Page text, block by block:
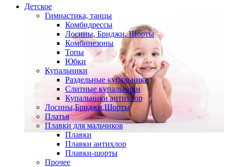
Детское
Гимнастика, танцы
Комбидрессы
Лосины, Бриджи, Шорты
Комбинезоны
Топы
Юбки
Купальники
Раздельные купальники
Слитные купальники
Купальники антихлор
Лосины,Бриджи,Шорты
Платья
Плавки для мальчиков
Плавки
Плавки антихлор
Плавки-шорты
Прочее